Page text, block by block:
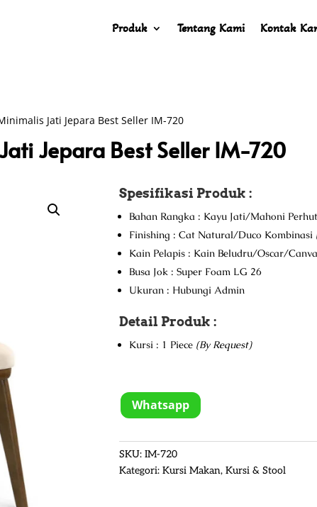
Produk Tentang Kami Kontak
Jati Jepara Best Seller IM-720
Jepara Best Seller IM-720
Spesifikasi Produk :
Bahan Rangka : Kayu Jati/Mahoni
Finishing : Cat Natural/Duco Kombinasi
Kain Pelapis : Kain Beludru/Oscar/
Busa Jok : Super Foam LG 26
Ukuran : Hubungi Admin
Detail Produk :
Kursi : 1 Piece (By Request)
Whatsapp
SKU: IM-720
Kategori: Kursi Makan, Kursi & Stool